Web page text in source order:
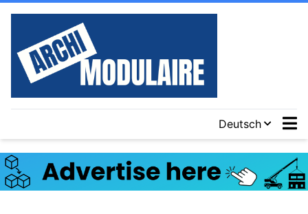
Deutsch